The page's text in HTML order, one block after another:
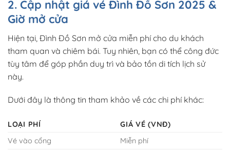
2. Cập nhật giá vé Đình Đồ Sơn 2025 &
Giờ mở cửa
Hiện tại, Đình Đồ Sơn mở cửa miễn phí cho du khách
tham quan và chiêm bái. Tuy nhiên, bạn có thể công đức
tùy tâm để góp phần duy trì và bảo tồn di tích lịch sử
này.
Dưới đây là thông tin tham khảo về các chi phí khác:
LOẠI PHÍ
GIÁ VÉ (VNĐ)
Vé vào cổng
Miễn phí